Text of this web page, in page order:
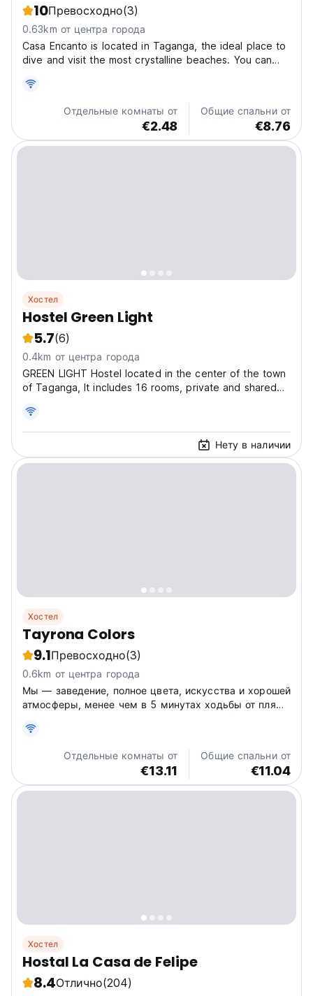
10Превосходно(3)
0.63km от центра города
Casa Encanto is located in Taganga, the ideal place to
dive and visit the most crystalline beaches. You can
Grande or by taking a boat in Tagaga Bay. If you want
to visit Santa Marta, Rodadero or the beaches...
Отдельные комнаты от
€2.48
Общие спальни от
€8.76
Хостел
Hostel Green Light
5.7(6)
0.4km от центра города
GREEN LIGHT Hostel located in the center of the town
of Taganga, It includes 16 rooms, private and shared
addition, we have a terrace and beautiful outdoor pool
overlooking the sea, town and Mountains...
Нету в наличии
Хостел
Tayrona Colors
9.1Превосходно(3)
0.6km от центра города
Мы — заведение, полное цвета, искусства и хорошей
атмосферы, менее чем в 5 минутах ходьбы от пляжа
катамаране Майя, бар, ресторан и потрясающий вид
Отдельные комнаты от
€13.11
Общие спальни от
€11.04
Хостел
Hostal La Casa de Felipe
8.4Отлично(204)